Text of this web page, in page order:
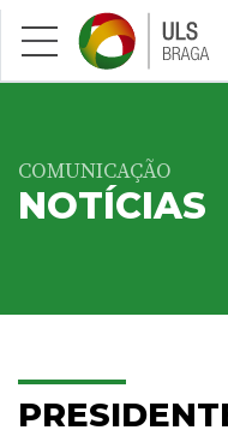
Saltar para conteúdo
COMUNICAÇÃO
NOTÍCIAS